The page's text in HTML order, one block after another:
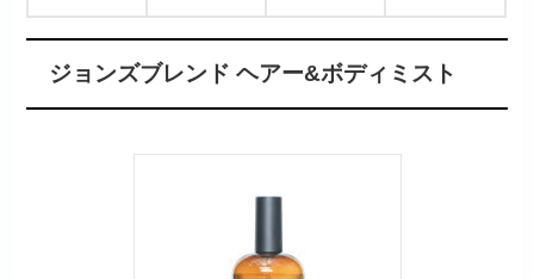
ジョンズブレンド ヘアー&ボディミスト